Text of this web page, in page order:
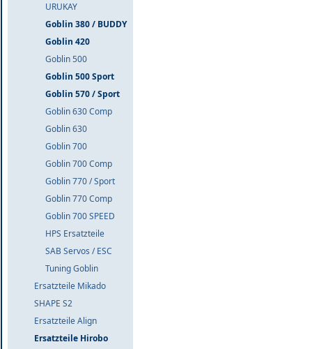
URUKAY
Goblin 380 / BUDDY
Goblin 420
Goblin 500
Goblin 500 Sport
Goblin 570 / Sport
Goblin 630 Comp
Goblin 630
Goblin 700
Goblin 700 Comp
Goblin 770 / Sport
Goblin 770 Comp
Goblin 700 SPEED
HPS Ersatzteile
SAB Servos / ESC
Tuning Goblin
Ersatzteile Mikado
SHAPE S2
Ersatzteile Align
Ersatzteile Hirobo